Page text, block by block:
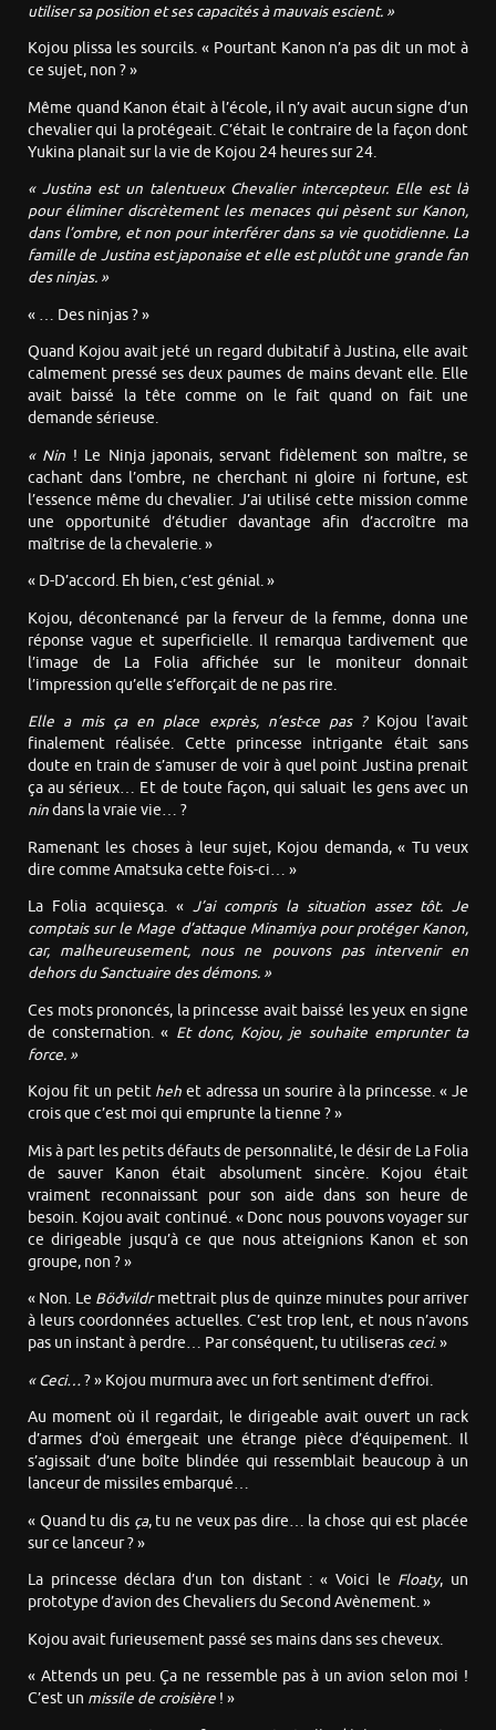
utiliser sa position et ses capacités à mauvais escient. »
Kojou plissa les sourcils. « Pourtant Kanon n’a pas dit un mot à
ce sujet, non ? »
Même quand Kanon était à l’école, il n’y avait aucun signe d’un
chevalier qui la protégeait. C’était le contraire de la façon dont
Yukina planait sur la vie de Kojou 24 heures sur 24.
« Justina est un talentueux Chevalier intercepteur. Elle est là
pour éliminer discrètement les menaces qui pèsent sur Kanon,
dans l’ombre, et non pour interférer dans sa vie quotidienne. La
famille de Justina est japonaise et elle est plutôt une grande fan
des ninjas. »
« … Des ninjas ? »
Quand Kojou avait jeté un regard dubitatif à Justina, elle avait
calmement pressé ses deux paumes de mains devant elle. Elle
avait baissé la tête comme on le fait quand on fait une
demande sérieuse.
« Nin ! Le Ninja japonais, servant fidèlement son maître, se
cachant dans l’ombre, ne cherchant ni gloire ni fortune, est
l’essence même du chevalier. J’ai utilisé cette mission comme
une opportunité d’étudier davantage afin d’accroître ma
maîtrise de la chevalerie. »
« D-D’accord. Eh bien, c’est génial. »
Kojou, décontenancé par la ferveur de la femme, donna une
réponse vague et superficielle. Il remarqua tardivement que
l’image de La Folia affichée sur le moniteur donnait
l’impression qu’elle s’efforçait de ne pas rire.
Elle a mis ça en place exprès, n’est-ce pas ?Kojou l’avait
finalement réalisée. Cette princesse intrigante était sans
doute en train de s’amuser de voir à quel point Justina prenait
ça au sérieux… Et de toute façon, qui saluait les gens avec un
nindans la vraie vie… ?
Ramenant les choses à leur sujet, Kojou demanda, « Tu veux
dire comme Amatsuka cette fois-ci… »
La Folia acquiesça. « J’ai compris la situation assez tôt. Je
comptais sur le Mage d’attaque Minamiya pour protéger Kanon,
car, malheureusement, nous ne pouvons pas intervenir en
dehors du Sanctuaire des démons. »
Ces mots prononcés, la princesse avait baissé les yeux en signe
de consternation. « Et donc, Kojou, je souhaite emprunter ta
force. »
Kojou fit un petit hehet adressa un sourire à la princesse. « Je
crois que c’est moi qui emprunte la tienne ? »
Mis à part les petits défauts de personnalité, le désir de La Folia
de sauver Kanon était absolument sincère. Kojou était
vraiment reconnaissant pour son aide dans son heure de
besoin. Kojou avait continué. « Donc nous pouvons voyager sur
ce dirigeable jusqu’à ce que nous atteignions Kanon et son
groupe, non ? »
« Non. Le Böðvildrmettrait plus de quinze minutes pour arriver
à leurs coordonnées actuelles. C’est trop lent, et nous n’avons
pas un instant à perdre… Par conséquent, tu utiliseras ceci. »
« Ceci…? » Kojou murmura avec un fort sentiment d’effroi.
Au moment où il regardait, le dirigeable avait ouvert un rack
d’armes d’où émergeait une étrange pièce d’équipement. Il
s’agissait d’une boîte blindée qui ressemblait beaucoup à un
lanceur de missiles embarqué…
« Quand tu dis ça, tu ne veux pas dire… la chose qui est placée
sur ce lanceur ? »
La princesse déclara d’un ton distant : « Voici le Floaty, un
prototype d’avion des Chevaliers du Second Avènement. »
Kojou avait furieusement passé ses mains dans ses cheveux.
« Attends un peu. Ça ne ressemble pas à un avion selon moi !
C’est un missile de croisière ! »